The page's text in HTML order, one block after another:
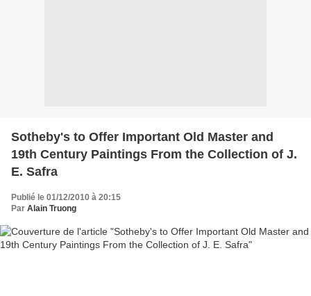
Sotheby's to Offer Important Old Master and
19th Century Paintings From the Collection of J.
E. Safra
Publié le 01/12/2010 à 20:15
Par Alain Truong